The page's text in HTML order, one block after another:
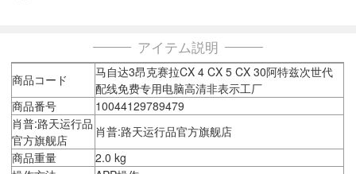
アイテム説明
商品コード
马自达3昂克赛拉CX 4 CX 5 CX 30阿特兹次世代
配线免费专用电脑高清非表示工厂
商品番号
10044129789479
肖普:路天运行品
官方旗舰店
肖普:路天运行品官方旗舰店
商品重量
2.0 kg